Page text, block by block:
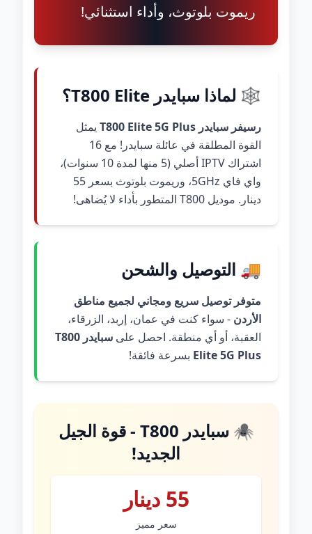
ريموت بلوتوث، وأداء استثنائي!
🕸️ لماذا سبايدر T800 Elite؟
رسيفر سبايدر T800 Elite 5G Plus
يمثل
القوة المطلقة في عائلة سبايدر! مع 16
اشتراك IPTV أصلي (5 منها لمدة 10 سنوات)،
واي فاي 5GHz، وريموت بلوتوث بسعر 55
دينار. موديل T800 المتطور بأداء لا يُضاهى!
🚚 التوصيل والشحن
متوفر توصيل سريع ومجاني لجميع مناطق
الأردن - سواء كنت في عمان، إربد، الزرقاء،
العقبة، أو أي منطقة. احصل على
سبايدر T800
Elite 5G Plus بسرعة فائقة!
🕷️ سبايدر T800 - قوة الجيل
الجديد!
55 دينار
سعر مميز